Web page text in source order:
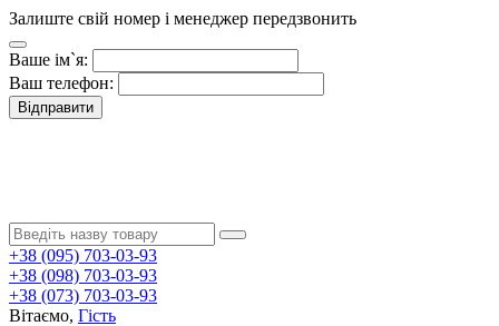
Залиште свій номер і менеджер передзвонить
Ваше ім`я:
Ваш телефон:
Відправити
+38 (095) 703-03-93
+38 (098) 703-03-93
+38 (073) 703-03-93
Вітаємо, Гість